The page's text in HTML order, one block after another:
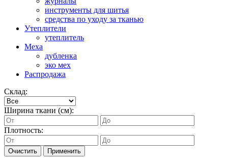
инструменты для шитья
средства по уходу за тканью
Утеплители
утеплитель
Меха
дубленка
эко мех
Распродажа
Склад:
Ширина ткани (см):
Плотность:
Очистить Применить